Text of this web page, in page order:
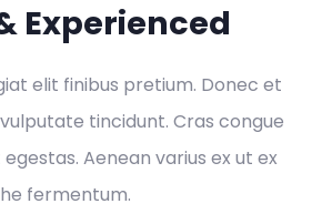
Experienced
elit finibus pretium. Donec et
tincidunt. Cras congue
Aenean varius ex ut ex
fermentum.